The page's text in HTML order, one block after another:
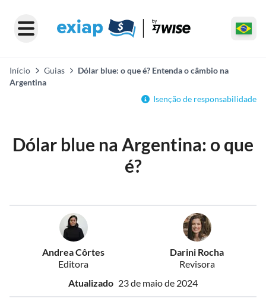
Início Guias
Dólar blue: o que é? Entenda o câmbio na
Argentina
Isenção de responsabilidade
Dólar blue na Argentina: o que
é?
Andrea Côrtes
Editora
Darini Rocha
Revisora
Atualizado 23 de maio de 2024